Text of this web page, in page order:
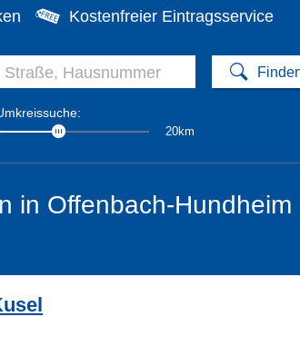
Kostenfreier Eintragsservice
20km
in Offenbach-Hundheim